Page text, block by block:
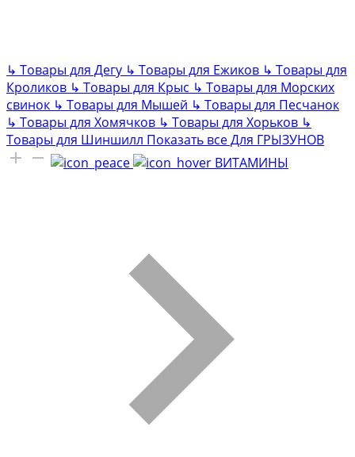
↳ Товары для Дегу ↳ Товары для Ежиков ↳ Товары для
Кроликов ↳ Товары для Крыс ↳ Товары для Морских
свинок ↳ Товары для Мышей ↳ Товары для Песчанок
↳ Товары для Хомячков ↳ Товары для Хорьков ↳
Товары для Шиншилл Показать все Для ГРЫЗУНОВ
ВИТАМИНЫ